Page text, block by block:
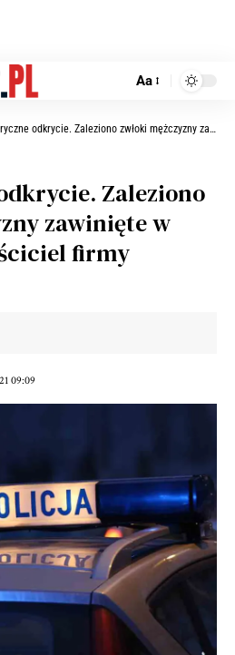
Aa
odkrycie. Zaleziono zwłoki mężczyzny zawinięte w dywan. To właściciel firmy transportowej
Zaleziono
zawinięte w
firmy
09:09